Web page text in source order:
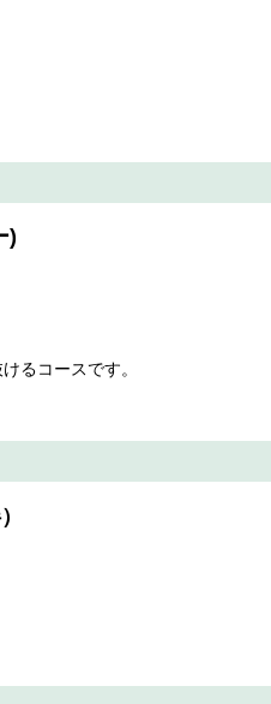
)
るコースです。